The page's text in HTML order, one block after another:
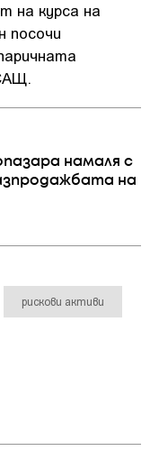
на курса на
посочи
намаля с
на
рискови активи